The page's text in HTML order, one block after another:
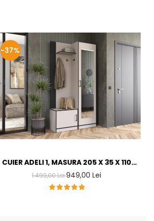
-37%
CUIER ADELI 1, MASURA 205 X 35 X 110
CM, CULOARE CASMIR INCHIS
1.499,00 Lei949,00 Lei